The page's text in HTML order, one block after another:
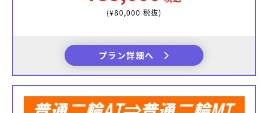
(¥80,000 税抜)
プラン詳細へ